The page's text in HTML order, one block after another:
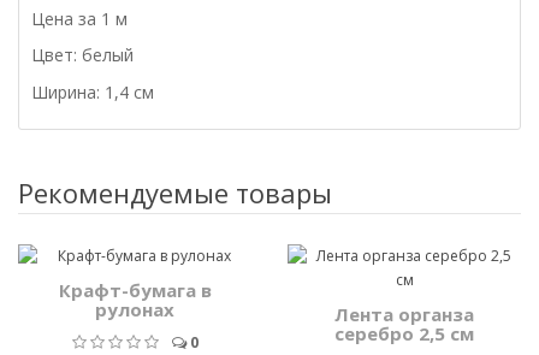
Цена за 1 м
Цвет: белый
Ширина: 1,4 см
Рекомендуемые товары
Крафт-бумага в
рулонах
0
Лента органза
серебро 2,5 см